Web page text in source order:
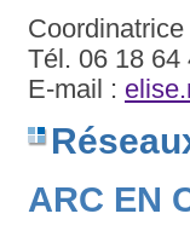
Tél. 06 18 64
E-mail :
ARC EN